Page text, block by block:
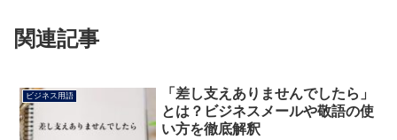
関連記事
ビジネス用語
「差し支えありませんでしたら」
とは？ビジネスメールや敬語の使
い方を徹底解釈